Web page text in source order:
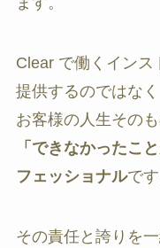
Clear で働くインス
提供するのではなく
お客様の人生そのも
「できなかったこ
フェッショナルです
その責任と誇りを